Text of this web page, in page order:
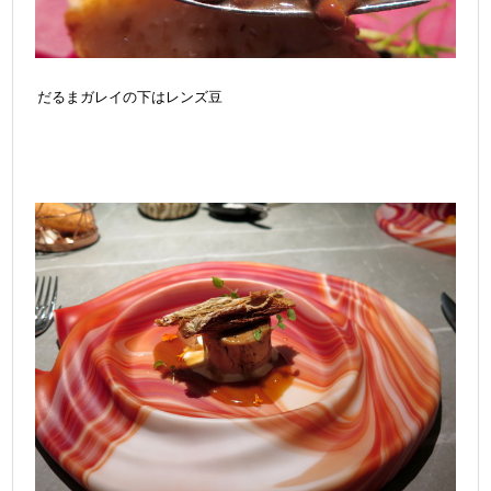
だるまガレイの下はレンズ豆